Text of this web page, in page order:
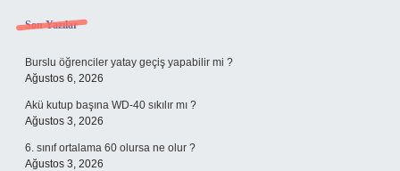
Sidebar
Son Yazılar
Burslu öğrenciler yatay geçiş yapabilir mi ?
Ağustos 6, 2026
Akü kutup başına WD-40 sıkılır mı ?
Ağustos 3, 2026
6. sınıf ortalama 60 olursa ne olur ?
Ağustos 3, 2026